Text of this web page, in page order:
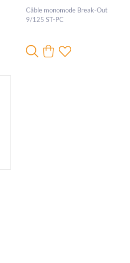
Câble monomode Break-Out
9/125 ST-PC